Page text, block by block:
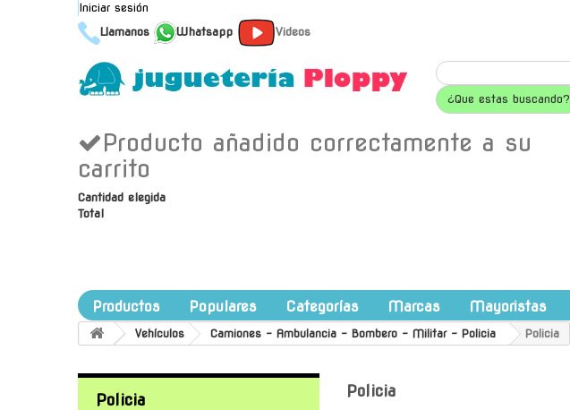
Iniciar sesión
Llamanos
Whatsapp Videos
¿Que estas buscando?
Producto añadido correctamente a su
carrito
Cantidad elegida
Total
Productos Populares Categorías Marcas Mayoristas
Vehículos Camiones - Ambulancia - Bombero - Militar - Policia Policia
Policia Policia